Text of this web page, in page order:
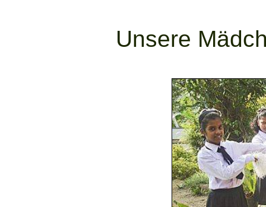
Unsere